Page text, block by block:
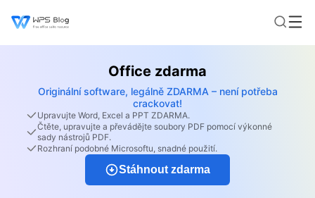
Office zdarma
Originální software, legálně ZDARMA – není potřeba
crackovat!
Upravujte Word, Excel a PPT ZDARMA.
Čtěte, upravujte a převádějte soubory PDF pomocí výkonné
sady nástrojů PDF.
Rozhraní podobné Microsoftu, snadné použití.
Stáhnout zdarma